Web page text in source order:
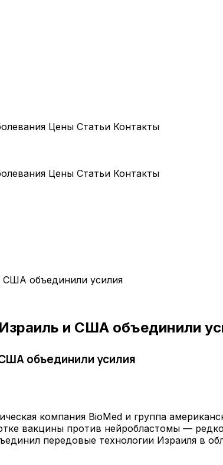
Цены Статьи Контакты
Цены Статьи Контакты
США объединили усилия
и США объединили
объединили усилия
компания BioMed и группа
вакцины против нейробластомы —
передовые технологии Израиля в